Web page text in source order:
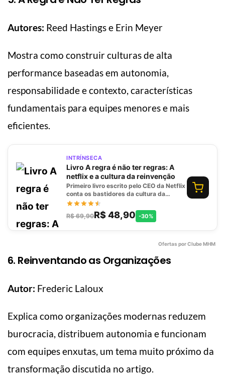
Autores: Reed Hastings e Erin Meyer
Mostra como construir culturas de alta
performance baseadas em autonomia,
responsabilidade e contexto, características
fundamentais para equipes menores e mais
eficientes.
INTRÍNSECA
Livro A regra é não ter regras: A
netflix e a cultura da reinvenção
Primeiro livro escrito pelo CEO da Netflix
conta os bastidores da cultura da
empresa. Com mais de 180 milhões de
assinantes, a Netflix causou uma
revolução com
R$ 69,90R$ 48,90 -30%
Ofertas por Clube MHM
6. Reinventando as Organizações
Autor: Frederic Laloux
Explica como organizações modernas reduzem
burocracia, distribuem autonomia e funcionam
com equipes enxutas, um tema muito próximo da
transformação discutida no artigo.